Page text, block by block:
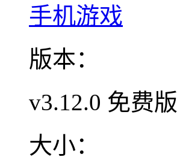
手机游戏
版本：
v3.12.0 免费版
大小：